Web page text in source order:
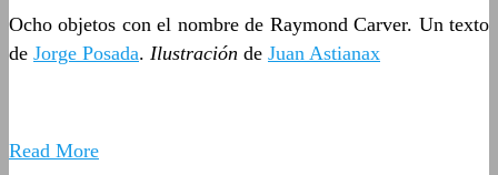
Ocho objetos con el nombre de Raymond Carver. Un texto
de Jorge Posada. Ilustración de Juan Astianax
Read More